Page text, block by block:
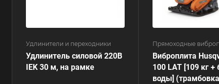
Удлинители и переходники
Удлинитель силовой 220В
IEK 30 м, на рамке
Прямоходные
Виброплита
100 LAT [109 кг +
воды]